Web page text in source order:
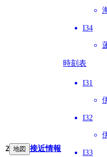
I34
時刻表
2 地図 接近情報
I31
I32
I33